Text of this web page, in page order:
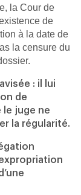
la Cour de
de
à la date de
la censure du
: il lui
de
le juge ne
la régularité.